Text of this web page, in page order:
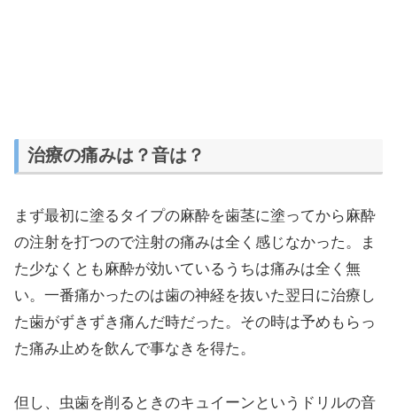
治療の痛みは？音は？
まず最初に塗るタイプの麻酔を歯茎に塗ってから麻酔
の注射を打つので注射の痛みは全く感じなかった。ま
た少なくとも麻酔が効いているうちは痛みは全く無
い。一番痛かったのは歯の神経を抜いた翌日に治療し
た歯がずきずき痛んだ時だった。その時は予めもらっ
た痛み止めを飲んで事なきを得た。
但し、虫歯を削るときのキュイーンというドリルの音